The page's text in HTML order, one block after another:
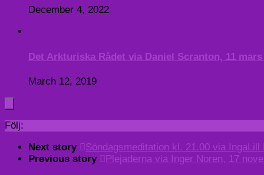
December 4, 2022
Det Arkturiska Rådet via Daniel Scranton, 11 mars
March 12, 2019
Följ:
Next story
Söndagsmeditation kl. 21.00 via IngaLill
Previous story
Plejaderna via Inger Noren, 17